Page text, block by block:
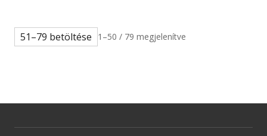
51–79 betöltése 1–50 / 79 megjelenítve